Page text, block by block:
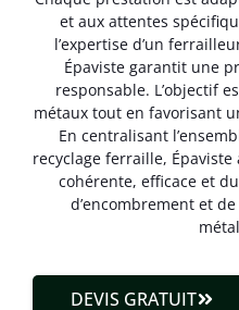
et aux attentes
l’expertise d’un
Épaviste garantit une
responsable. L’objectif
métaux tout en favorisant
En centralisant
recyclage ferraille,
cohérente, efficace et
d’encombrement et
DEVIS GRATUIT